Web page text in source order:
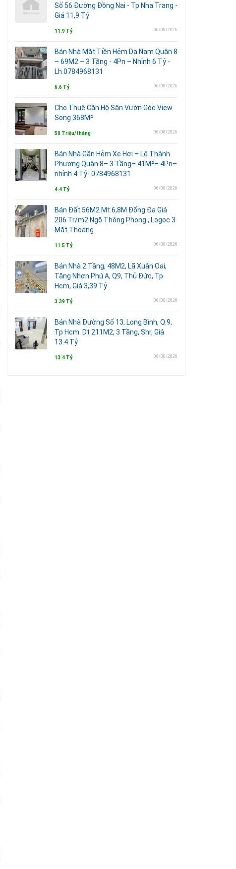
Số 56 Đường Đồng Nai - Tp Nha Trang -
Giá 11,9 Tỷ
11.9 Tỷ 06/08/2026
Bán Nhà Mặt Tiền Hẻm Dạ Nam Quận 8
– 69M2 – 3 Tầng - 4Pn – Nhỉnh 6 Tỷ -
Lh 0784968131
6.6 Tỷ 06/08/2026
Cho Thuê Căn Hộ Sân Vườn Góc View
Song 368M²
50 Triệu/tháng 06/08/2026
Bán Nhà Gần Hẻm Xe Hơi – Lê Thành
Phương Quận 8– 3 Tầng– 41M²– 4Pn–
nhỉnh 4 Tỷ- 0784968131
4.4 Tỷ 06/08/2026
Bán Đất 56M2 Mt 6,8M Đống Đa Giá
206 Tr/m2 Ngõ Thông Phong , Logoc 3
Mặt Thoáng
11.5 Tỷ 06/08/2026
Bán Nhà 2 Tầng, 48M2, Lã Xuân Oai,
Tăng Nhơn Phú A, Q9, Thủ Đức, Tp
Hcm, Giá 3,39 Tỷ
3.39 Tỷ 06/08/2026
Bán Nhà Đường Số 13, Long Bình, Q.9,
Tp Hcm. Dt 211M2, 3 Tầng, Shr, Giá
13.4 Tỷ
13.4 Tỷ 06/08/2026